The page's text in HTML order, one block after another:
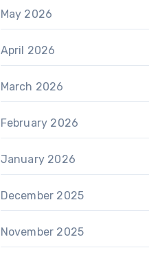
May 2026
April 2026
March 2026
February 2026
January 2026
December 2025
November 2025